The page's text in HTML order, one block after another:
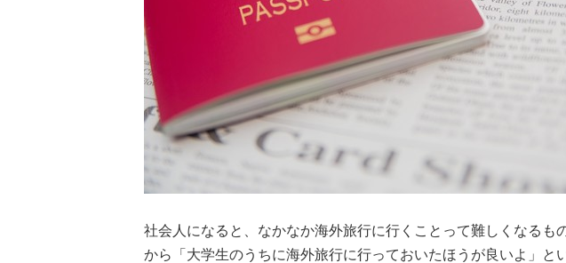
社会人になると、なかなか海外旅行に行くことって難しくなるも
から「大学生のうちに海外旅行に行っておいたほうが良いよ」と